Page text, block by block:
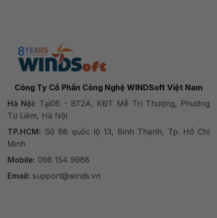
Công Ty Cổ Phần Công Nghệ WINDSoft Việt Nam
Hà Nội: Tại06 - BT2A, KĐT Mễ Trì Thượng, Phường
Từ Liêm, Hà Nội
TP.HCM: Số 88 quốc lộ 13, Bình Thạnh, Tp. Hồ Chí
Minh
Mobile: 098 154 9988
Email: support@winds.vn